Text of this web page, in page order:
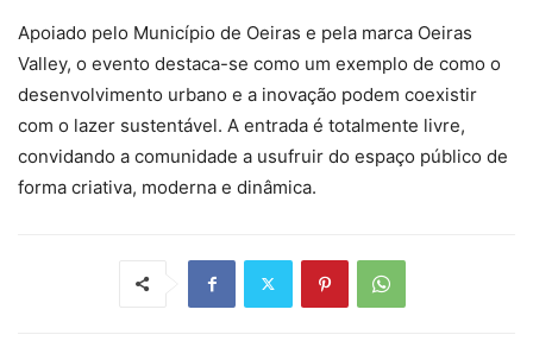
Apoiado pelo Município de Oeiras e pela marca Oeiras
Valley, o evento destaca-se como um exemplo de como o
desenvolvimento urbano e a inovação podem coexistir
com o lazer sustentável. A entrada é totalmente livre,
convidando a comunidade a usufruir do espaço público de
forma criativa, moderna e dinâmica.